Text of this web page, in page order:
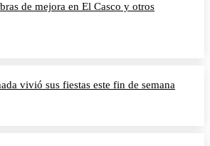
de mejora en El Casco y otros
vivió sus fiestas este fin de semana